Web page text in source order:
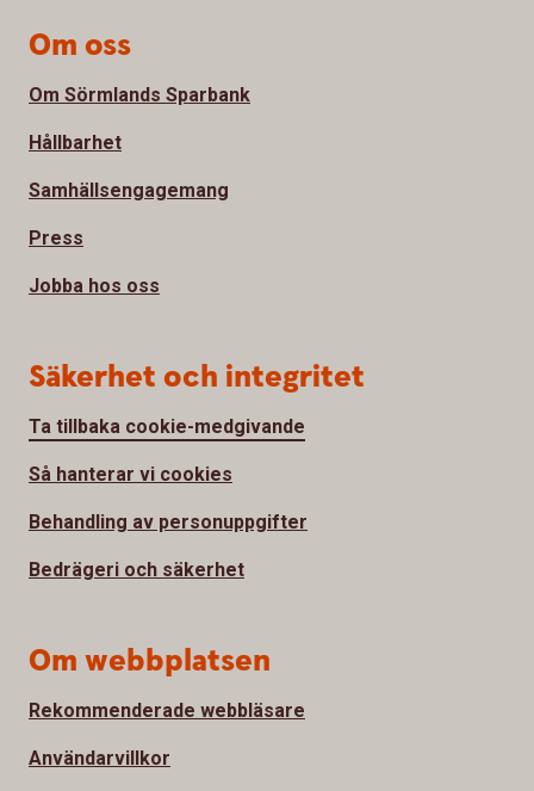
Om oss
Om Sörmlands Sparbank
Hållbarhet
Samhällsengagemang
Press
Jobba hos oss
Säkerhet och integritet
Ta tillbaka cookie-medgivande
Så hanterar vi cookies
Behandling av personuppgifter
Bedrägeri och säkerhet
Om webbplatsen
Rekommenderade webbläsare
Användarvillkor